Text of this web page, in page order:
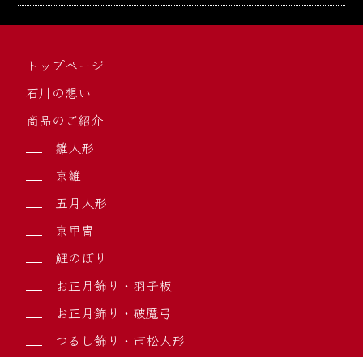
トップページ
石川の想い
商品のご紹介
雛人形
京雛
五月人形
京甲冑
鯉のぼり
お正月飾り・羽子板
お正月飾り・破魔弓
つるし飾り・市松人形